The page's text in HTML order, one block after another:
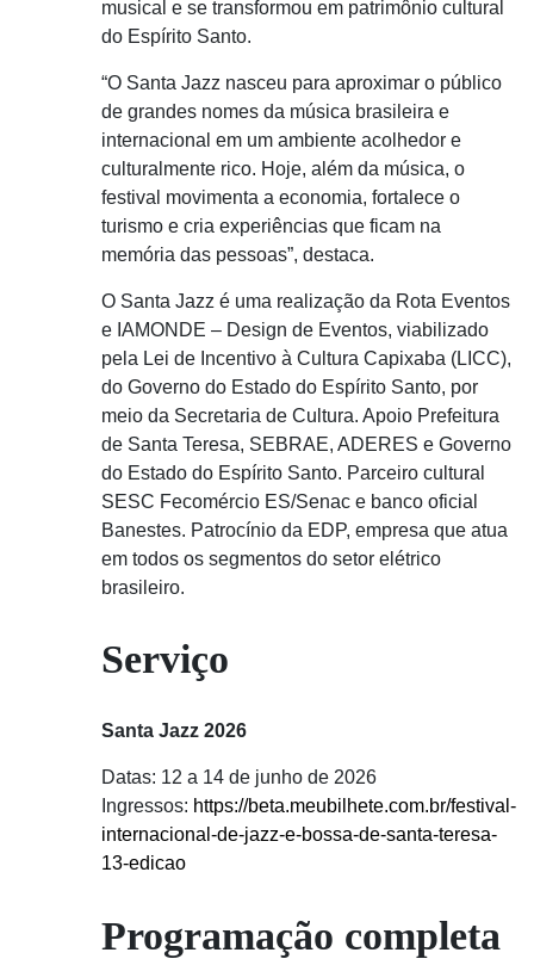
musical e se transformou em patrimônio cultural
do Espírito Santo.
“O Santa Jazz nasceu para aproximar o público
de grandes nomes da música brasileira e
internacional em um ambiente acolhedor e
culturalmente rico. Hoje, além da música, o
festival movimenta a economia, fortalece o
turismo e cria experiências que ficam na
memória das pessoas”, destaca.
O Santa Jazz é uma realização da Rota Eventos
e IAMONDE – Design de Eventos, viabilizado
pela Lei de Incentivo à Cultura Capixaba (LICC),
do Governo do Estado do Espírito Santo, por
meio da Secretaria de Cultura. Apoio Prefeitura
de Santa Teresa, SEBRAE, ADERES e Governo
do Estado do Espírito Santo. Parceiro cultural
SESC Fecomércio ES/Senac e banco oficial
Banestes. Patrocínio da EDP, empresa que atua
em todos os segmentos do setor elétrico
brasileiro.
Serviço
Santa Jazz 2026
Datas: 12 a 14 de junho de 2026
Ingressos: https://beta.meubilhete.com.br/festival-
internacional-de-jazz-e-bossa-de-santa-teresa-
13-edicao
Programação completa